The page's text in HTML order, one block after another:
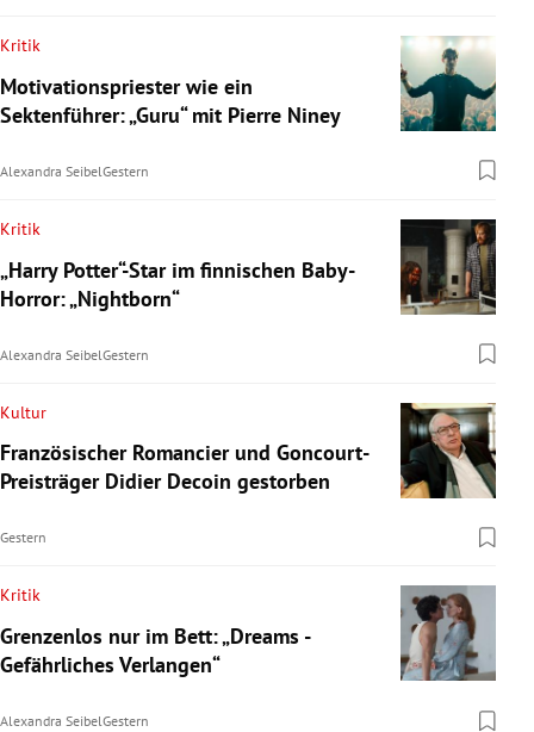
Kritik
Motivationspriester wie ein
Sektenführer: „Guru“ mit Pierre Niney
Alexandra SeibelGestern
Kritik
„Harry Potter“-Star im finnischen Baby-
Horror: „Nightborn“
Alexandra SeibelGestern
Kultur
Französischer Romancier und Goncourt-
Preisträger Didier Decoin gestorben
Gestern
Kritik
Grenzenlos nur im Bett: „Dreams -
Gefährliches Verlangen“
Alexandra SeibelGestern